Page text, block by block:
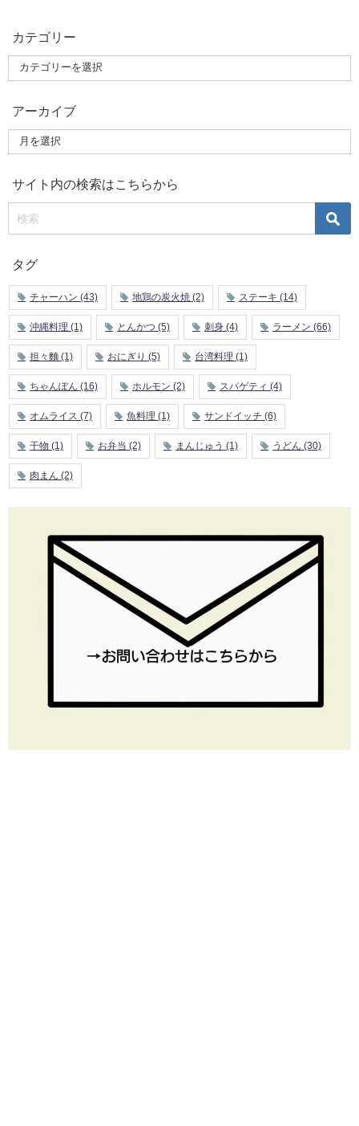
カテゴリー
アーカイブ
サイト内の検索はこちらから
タグ
チャーハン (43) 地鶏の炭火焼 (2) ステーキ (14)
沖縄料理 (1) とんかつ (5) 刺身 (4) ラーメン (66)
担々麵 (1) おにぎり (5) 台湾料理 (1)
ちゃんぽん (16) ホルモン (2) スパゲティ (4)
オムライス (7) 魚料理 (1) サンドイッチ (6)
干物 (1) お弁当 (2) まんじゅう (1) うどん (30)
肉まん (2)